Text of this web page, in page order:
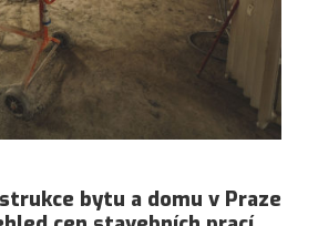
bytu a domu v Praze